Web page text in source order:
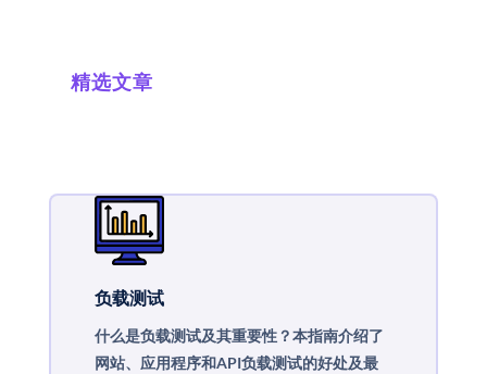
精选文章
负载测试
什么是负载测试及其重要性？本指南介绍了
网站、应用程序和API负载测试的好处及最